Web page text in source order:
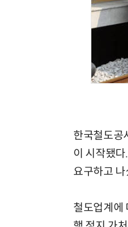
한국철도공
이 시작됐
요구하고 나
철도업계에